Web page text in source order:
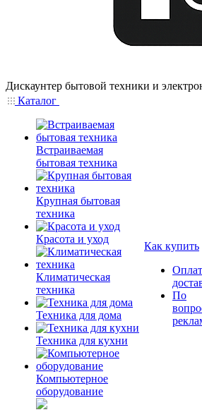
Дискаунтер бытовой техники и
Каталог
Встраиваемая
бытовая техника
Крупная бытовая
техника
Красота и уход
Климатическая
техника
Техника для дома
Техника для кухни
Компьютерное
оборудование
Как купить
По